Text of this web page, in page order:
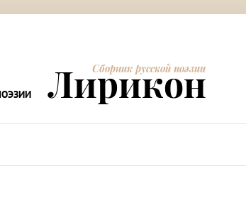
Сборник русской поэзии
Лирикон